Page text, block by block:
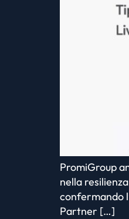
PromiGroup
nella
confermando
Partner […]